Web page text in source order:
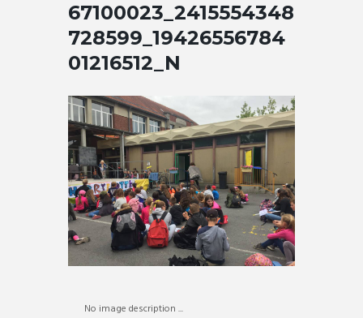
67100023_2415554348
728599_19426556784
01216512_N
No image description ...